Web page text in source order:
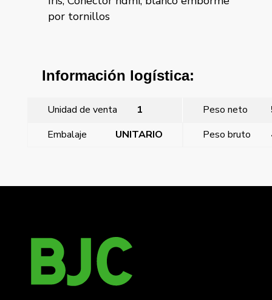
por tornillos
Información logística:
Unidad de venta 1 Peso neto
Embalaje
UNITARIO Peso bruto